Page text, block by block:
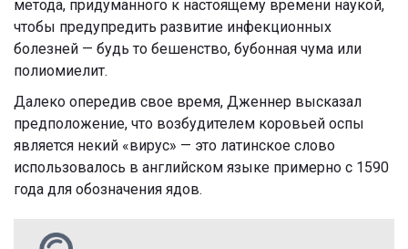
метода, придуманного к настоящему времени наукой,
чтобы предупредить развитие инфекционных
болезней — будь то бешенство, бубонная чума или
полиомиелит.
Далеко опередив свое время, Дженнер высказал
предположение, что возбудителем коровьей оспы
является некий «вирус» — это латинское слово
использовалось в английском языке примерно с 1590
года для обозначения ядов.